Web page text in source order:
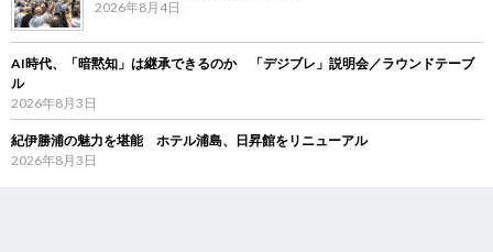
2026年8月4日
AI時代、「暗黙知」は継承できるのか 「デジブレ」説明会／ラウンドテーブ
ル
2026年8月3日
紀伊勝浦の魅力を堪能 ホテル浦島、日昇館をリニューアル
2026年8月3日